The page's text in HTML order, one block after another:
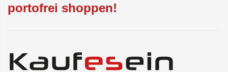
portofrei shoppen!